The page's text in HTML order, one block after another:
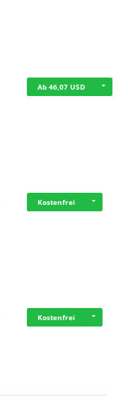
Ab 46,07 USD
Kostenfrei
Kostenfrei